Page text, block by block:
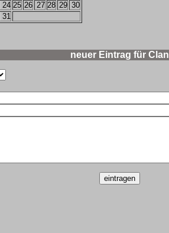
24 25 26 27 28 29 30
31
neuer Eintrag für Clan